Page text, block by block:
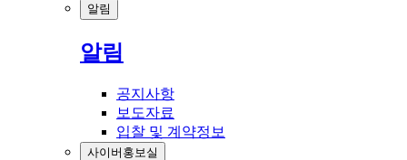
알림
알림
공지사항
보도자료
입찰 및 계약정보
사이버홍보실